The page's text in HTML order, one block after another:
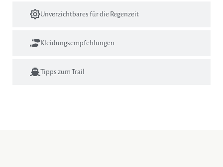
Unverzichtbares für die Regenzeit
Kleidungsempfehlungen
Tipps zum Trail